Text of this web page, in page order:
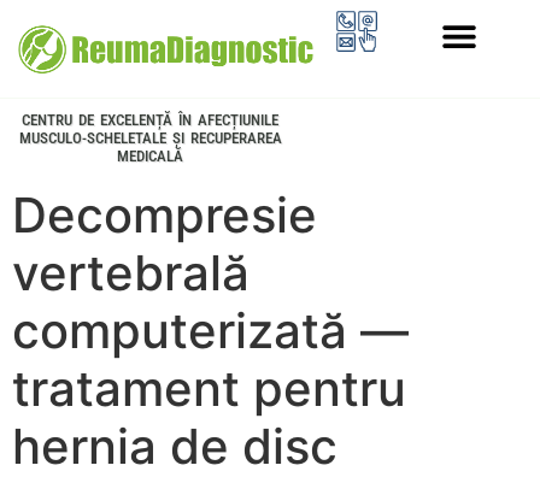
CENTRU DE EXCELENȚĂ ÎN AFECȚIUNILE
MUSCULO-SCHELETALE ȘI RECUPERAREA
MEDICALĂ
Decompresie
vertebrală
computerizată —
tratament pentru
hernia de disc